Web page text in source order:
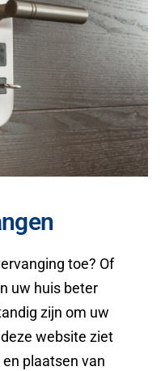
toe? Of
uw huis beter
zijn om uw
deze website ziet
plaatsen van